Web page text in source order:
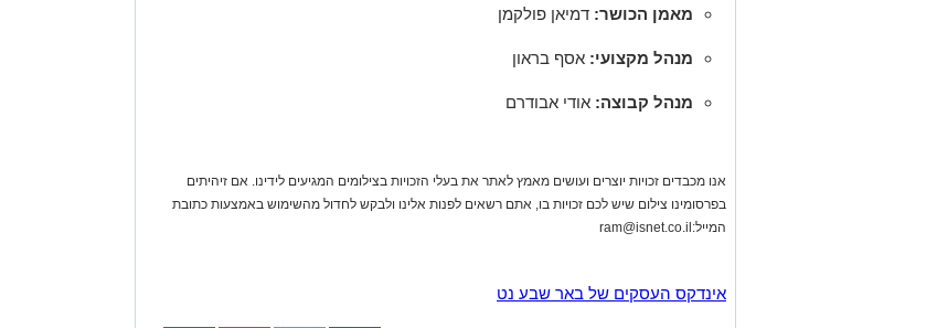
מאמן הכושר: דמיאן פולקמן
מנהל מקצועי: אסף בראון
מנהל קבוצה: אודי אבודרם
אנו מכבדים זכויות יוצרים ועושים מאמץ לאתר את בעלי הזכויות בצילומים המגיעים לידינו. אם זיהיתים
בפרסומינו צילום שיש לכם זכויות בו, אתם רשאים לפנות אלינו ולבקש לחדול מהשימוש באמצעות כתובת
המייל:ram@isnet.co.il
אינדקס העסקים של באר שבע נט